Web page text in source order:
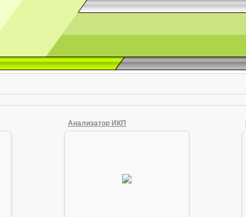
Анализатор ИКП
Анализатор ИКП